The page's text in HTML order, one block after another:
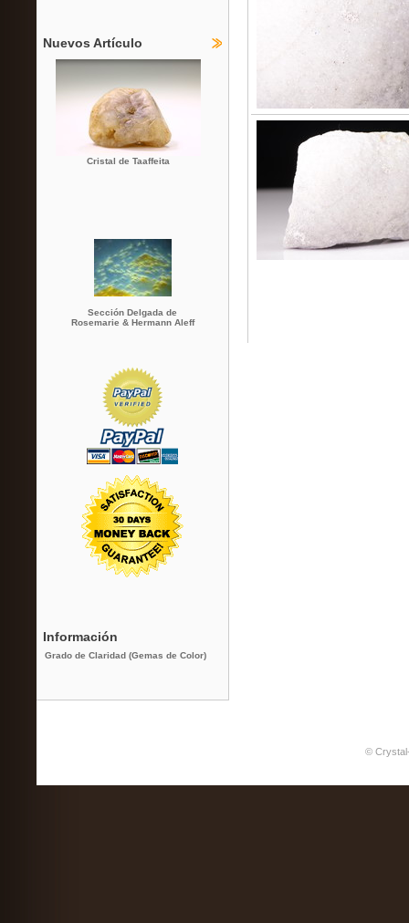
Nuevos Artículo
Cristal de Taaffeita
Sección Delgada de
Rosemarie & Hermann Aleff
Información
Grado de Claridad (Gemas de Color)
©